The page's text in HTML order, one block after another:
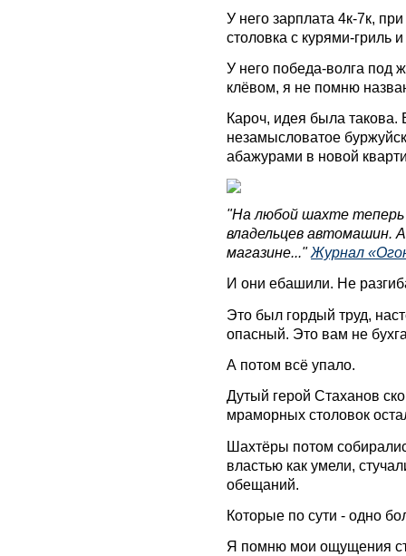
У него зарплата 4к-7к,
столовка с курями-
У него победа-волга
клёвом, я не помню
Кароч, идея была такова.
незамысловатое
абажурами в новой
"На любой шахте
владельцев автомашин.
магазине..."Журнал
И они ебашили. Не
Это был гордый труд,
опасный. Это вам не
А потом всё упало.
Дутый герой Стаханов
мраморных столовок
Шахтёры потом
властью как умели,
обещаний.
Которые по сути - одно
Я помню мои ощущения